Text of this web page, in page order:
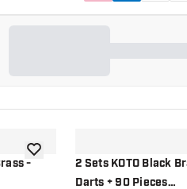
-Zur Wunschliste hinzufügen
2 Sets KOTO Black
Darts + 90 Pieces